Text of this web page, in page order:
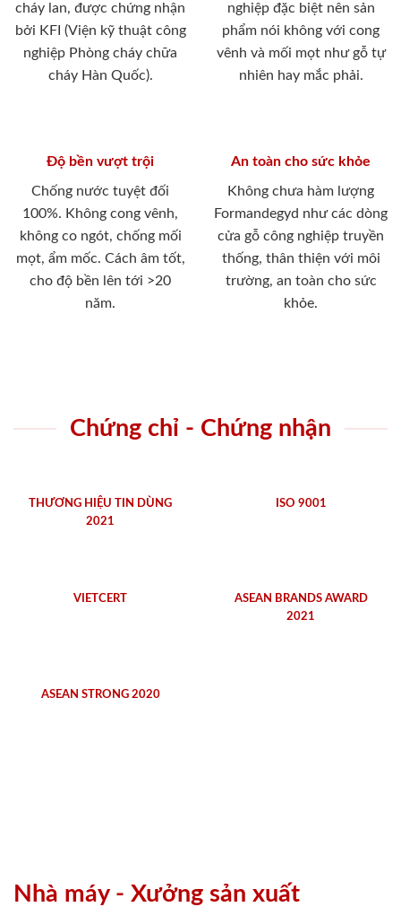
cháy lan, được chứng nhận
bởi KFI (Viện kỹ thuật công
nghiệp Phòng cháy chữa
cháy Hàn Quốc).
nghiệp đặc biệt nên sản
phẩm nói không với cong
vênh và mối mọt như gỗ tự
nhiên hay mắc phải.
Độ bền vượt trội
Chống nước tuyệt đối
100%. Không cong vênh,
không co ngót, chống mối
mọt, ẩm mốc. Cách âm tốt,
cho độ bền lên tới >20
năm.
An toàn cho sức khỏe
Không chưa hàm lượng
Formandegyd như các dòng
cửa gỗ công nghiệp truyền
thống, thân thiện với môi
trường, an toàn cho sức
khỏe.
Chứng chỉ - Chứng nhận
THƯƠNG HIỆU TIN DÙNG
2021
ISO 9001
VIETCERT
ASEAN BRANDS AWARD
2021
ASEAN STRONG 2020
Nhà máy - Xưởng sản xuất